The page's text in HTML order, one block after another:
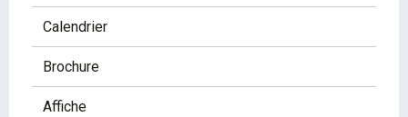
Calendrier
Brochure
Affiche